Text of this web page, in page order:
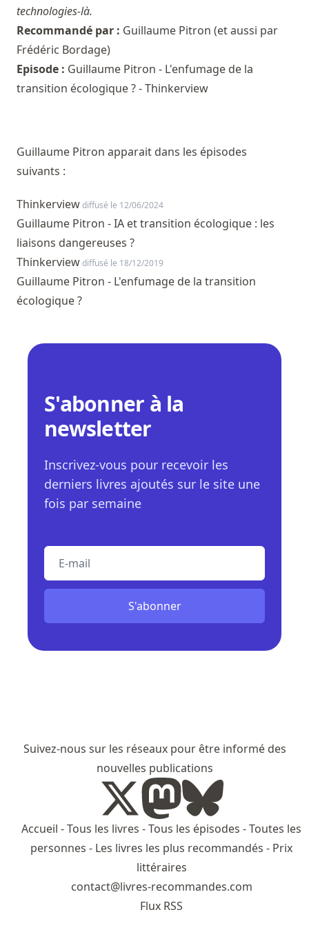
technologies-là.
Recommandé par : Guillaume Pitron (et aussi par
Frédéric Bordage)
Episode : Guillaume Pitron - L'enfumage de la
transition écologique ? - Thinkerview
Guillaume Pitron apparait dans les épisodes
suivants :
Thinkerviewdiffusé le 12/06/2024
Guillaume Pitron - IA et transition écologique : les
liaisons dangereuses ?
Thinkerviewdiffusé le 18/12/2019
Guillaume Pitron - L'enfumage de la transition
écologique ?
S'abonner à la
newsletter
Inscrivez-vous pour recevoir les
derniers livres ajoutés sur le site une
fois par semaine
S'abonner
Suivez-nous sur les réseaux pour être informé des
nouvelles publications
Accueil -Tous les livres -Tous les épisodes -Toutes les
personnes - Les livres les plus recommandés - Prix
littéraires
contact@livres-recommandes.com
Flux RSS